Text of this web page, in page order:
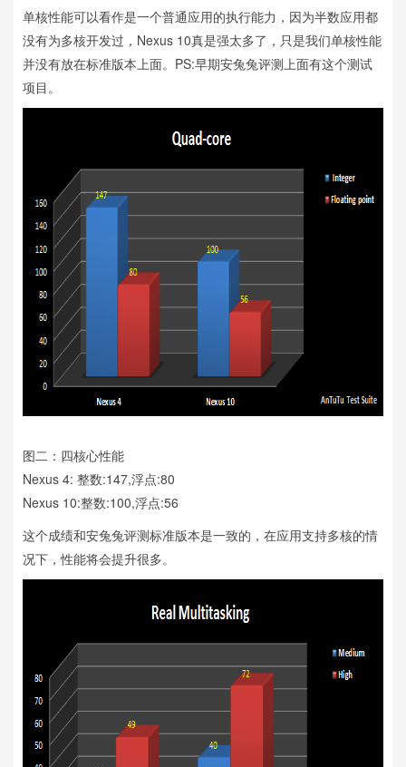
单核性能可以看作是一个普通应用的执行能力，因为半数应用都
没有为多核开发过，Nexus 10真是强太多了，只是我们单核性能
并没有放在标准版本上面。PS:早期安兔兔评测上面有这个测试
项目。
图二：四核心性能
Nexus 4: 整数:147,浮点:80
Nexus 10:整数:100,浮点:56
这个成绩和安兔兔评测标准版本是一致的，在应用支持多核的情
况下，性能将会提升很多。